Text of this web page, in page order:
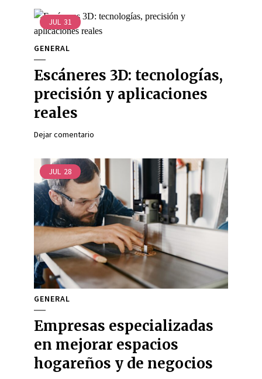
JUL 31
GENERAL
Escáneres 3D: tecnologías,
precisión y aplicaciones
reales
Dejar comentario
JUL 28
GENERAL
Empresas especializadas
en mejorar espacios
hogareños y de negocios